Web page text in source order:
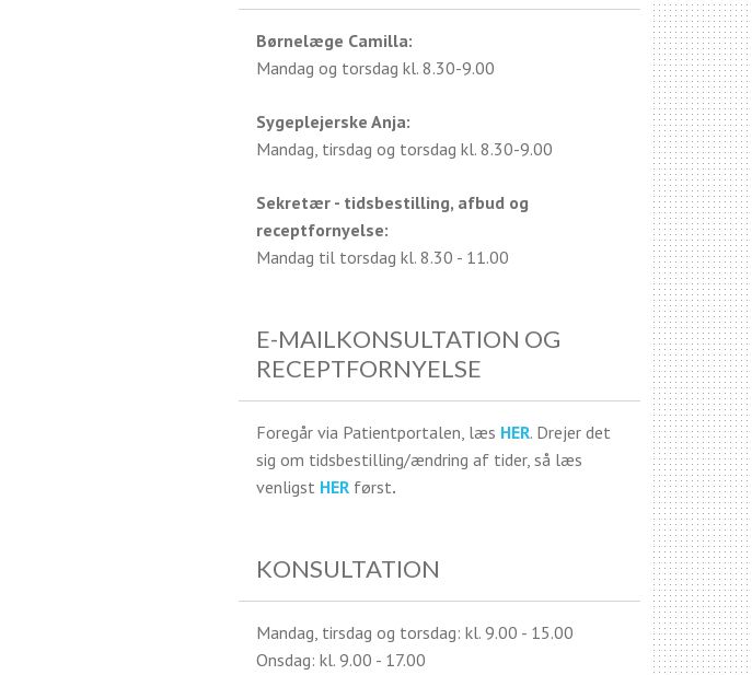
Børnelæge Camilla:
Mandag og torsdag kl. 8.30-9.00
Sygeplejerske Anja:
Mandag, tirsdag og torsdag kl. 8.30-9.00
Sekretær - tidsbestilling, afbud og
receptfornyelse:
Mandag til torsdag kl. 8.30 - 11.00
E-MAILKONSULTATION OG
RECEPTFORNYELSE
Foregår via Patientportalen, læs HER. Drejer det
sig om tidsbestilling/ændring af tider, så læs
venligst HER først.
KONSULTATION
Mandag, tirsdag og torsdag: kl. 9.00 - 15.00
Onsdag: kl. 9.00 - 17.00